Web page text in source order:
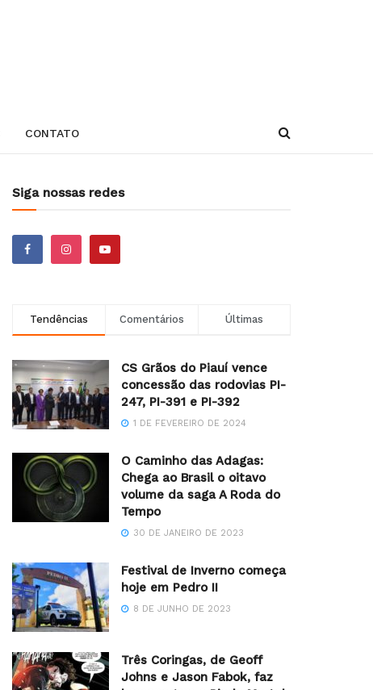
CONTATO
Siga nossas redes
Tendências Comentários Últimas
CS Grãos do Piauí vence
concessão das rodovias PI-
247, PI-391 e PI-392
1 DE FEVEREIRO DE 2024
O Caminho das Adagas:
Chega ao Brasil o oitavo
volume da saga A Roda do
Tempo
30 DE JANEIRO DE 2023
Festival de Inverno começa
hoje em Pedro II
8 DE JUNHO DE 2023
Três Coringas, de Geoff
Johns e Jason Fabok, faz